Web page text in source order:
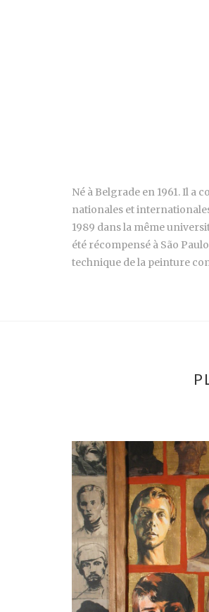
Né à Belgrade en 1961. Il a
nationales et
1989 dans la même
été récompensé à São
technique de la peinture